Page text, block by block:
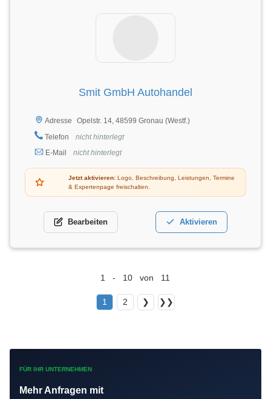
Smit GmbH Autohandel
Adresse
Opelstr. 14, 48599 Gronau (Westf.)
Telefon
nicht hinterlegt
E-Mail
nicht hinterlegt
Jetzt aktivieren: Logo, Beschreibung, Leistungen, Termine
& Expertenpage freischalten.
Bearbeiten Aktivieren
1 - 10 von 11
1 2 ❯ ❯❯
FÜR IHR UNTERNEHMEN
Mehr Anfragen mit